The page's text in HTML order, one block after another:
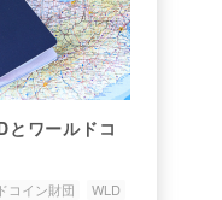
とワールドコ
コイン財団
WLD